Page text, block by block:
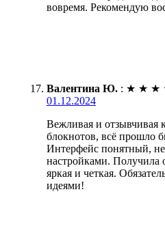
вовремя. Рекомендую
Валентина Ю. : ★ ★ ★
01.12.2024
Вежливая и отзывчивая
блокнотов, всё прошло
Интерфейс понятный,
настройками. Получила
яркая и четкая.
идеями!